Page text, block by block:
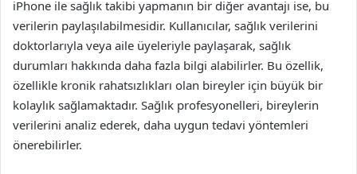
iPhone ile sağlık takibi yapmanın bir diğer avantajı ise, bu
verilerin paylaşılabilmesidir. Kullanıcılar, sağlık verilerini
doktorlarıyla veya aile üyeleriyle paylaşarak, sağlık
durumları hakkında daha fazla bilgi alabilirler. Bu özellik,
özellikle kronik rahatsızlıkları olan bireyler için büyük bir
kolaylık sağlamaktadır. Sağlık profesyonelleri, bireylerin
verilerini analiz ederek, daha uygun tedavi yöntemleri
önerebilirler.